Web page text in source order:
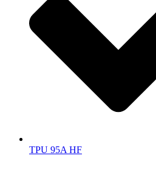
TPU 95A HF